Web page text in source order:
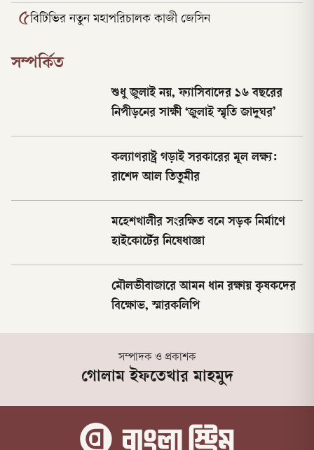
৫বিটিভির নতুন মহাপরিচালক কাজী জেসিন
সম্পর্কিত
শুধু জুলাই নয়, ফ্যাসিবাদের ১৬ বছরের
নিপীড়নের সাক্ষী ‘জুলাই স্মৃতি জাদুঘর’
কল্যাণরাষ্ট্র গড়াই সরকারের মূল লক্ষ্য:
রাশেদ আল তিতুমীর
মহেশখালীর সংরক্ষিত বনে সড়ক নির্মাণে
হাইকোর্টের নিষেধাজ্ঞা
মৌলভীবাজারে আমন ধান রক্ষায় কৃষকদের
বিক্ষোভ, স্মারকলিপি
সম্পাদক ও প্রকাশক
গোলাম ইফতেখার মাহমুদ